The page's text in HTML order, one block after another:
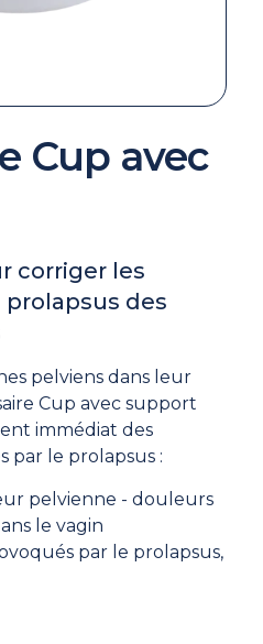
Cup avec
corriger les
des
pelviens dans leur
Cup avec support
immédiat des
par le prolapsus :
pelvienne - douleurs
le vagin
par le prolapsus,